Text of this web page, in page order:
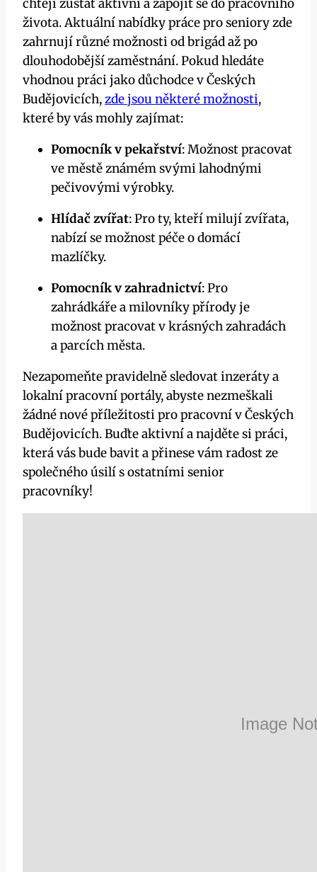
chtějí zůstat aktivní a zapojit se do pracovního
života. Aktuální nabídky práce pro seniory zde
zahrnují různé možnosti od brigád až po
dlouhodobější zaměstnání. Pokud hledáte
vhodnou práci jako důchodce v Českých
Budějovicích,zde jsou některé možnosti,
které by vás mohly zajímat:
Pomocník v pekařství: Možnost pracovat
ve městě známém svými lahodnými
pečivovými výrobky.
Hlídač zvířat: Pro ty, kteří milují zvířata,
nabízí se možnost péče o domácí
mazlíčky.
Pomocník v zahradnictví: Pro
zahrádkáře a milovníky přírody je
možnost pracovat v krásných zahradách
a parcích města.
Nezapomeňte pravidelně sledovat inzeráty a
lokalní pracovní portály, abyste nezmeškali
žádné nové příležitosti pro pracovní v Českých
Budějovicích. Buďte aktivní a najděte si práci,
která vás bude bavit a přinese vám radost ze
společného úsilí s ostatními senior
pracovníky!